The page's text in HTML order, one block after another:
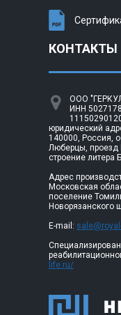
КОНТАКТЫ
ООО
ИНН
юридический
140000, Россия,
Люберцы, проезд
строение литера
Адрес
Московская
поселение
Новорязанского
E-mail:
life.ru/